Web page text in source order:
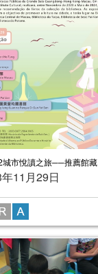
城市悅讀之旅──推薦館藏
11月29日